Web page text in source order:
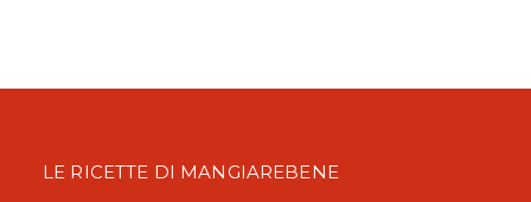
LE RICETTE DI MANGIAREBENE